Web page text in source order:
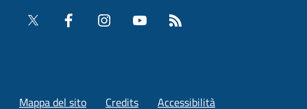
Twitter
Facebook Instagram YouTube
Mappa del sito Credits Accessibilità